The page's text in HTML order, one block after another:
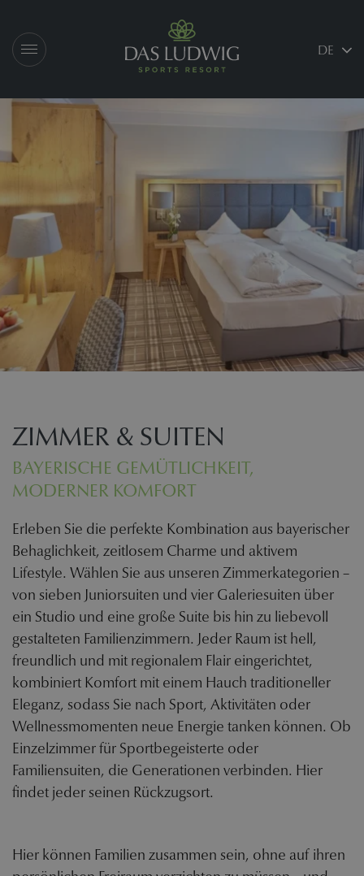
DE
ZIMMER & SUITEN
BAYERISCHE GEMÜTLICHKEIT,
MODERNER KOMFORT
Erleben Sie die perfekte Kombination aus bayerischer
Behaglichkeit, zeitlosem Charme und aktivem
Lifestyle. Wählen Sie aus unseren Zimmerkategorien –
von sieben Juniorsuiten und vier Galeriesuiten über
ein Studio und eine große Suite bis hin zu liebevoll
gestalteten Familienzimmern. Jeder Raum ist hell,
freundlich und mit regionalem Flair eingerichtet,
kombiniert Komfort mit einem Hauch traditioneller
Eleganz, sodass Sie nach Sport, Aktivitäten oder
Wellnessmomenten neue Energie tanken können. Ob
Einzelzimmer für Sportbegeisterte oder
Familiensuiten, die Generationen verbinden. Hier
findet jeder seinen Rückzugsort.
Hier können Familien zusammen sein, ohne auf ihren